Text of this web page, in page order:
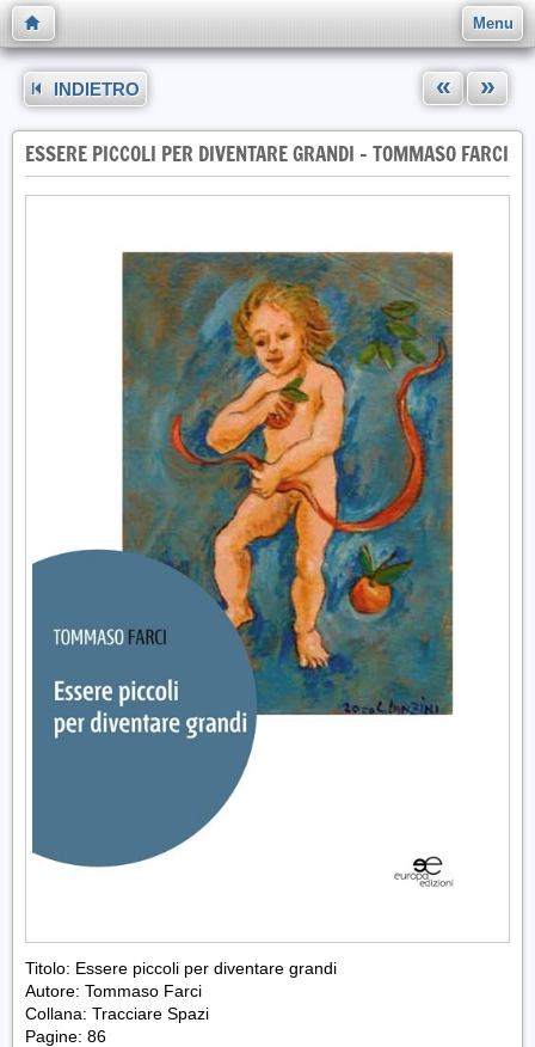
Menu
INDIETRO « »
ESSERE PICCOLI PER DIVENTARE GRANDI - TOMMASO FARCI
Titolo: Essere piccoli per diventare grandi
Autore: Tommaso Farci
Collana: Tracciare Spazi
Pagine: 86